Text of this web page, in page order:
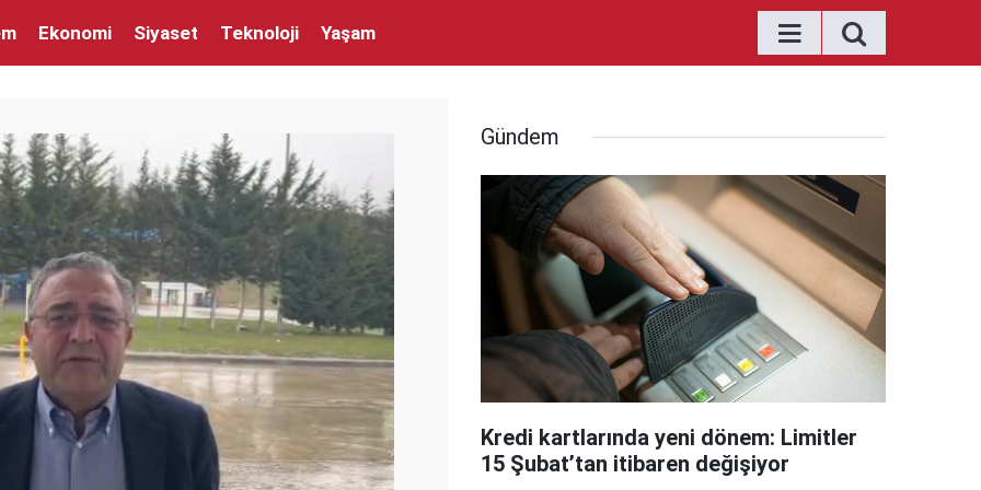
Ekonomi Siyaset Teknoloji Yaşam
Gündem
Kredi kartlarında yeni dönem: Limitler
15 Şubat’tan itibaren değişiyor